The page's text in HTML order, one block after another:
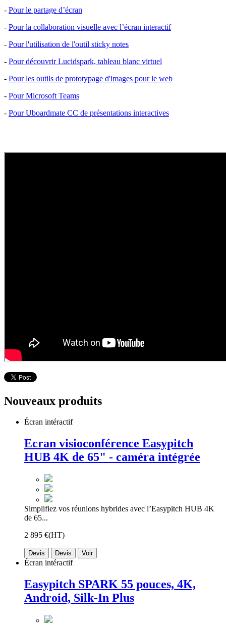
- Pour le partage d’écran
- Pour la collaboration visuelle avec l’écran interactif
- Pour l'utilisation de l'outil sticky notes
- Pour découvrir Lucidspark, tableau blanc virtuel
- Pour les outils de prototypage d'images pour le web
- Pour Microsoft Teams
- Pour Uboardmate CC de présentations interactives
Nouveaux produits
Écran intéractif
Ecran visioconférence Easypitch
HUB 4K de 65" - caméra intégrée
Simplifiez vos réunions hybrides avec l’Easypitch HUB 4K
de 65...
2 895 €(HT)
Devis Devis Voir
Écran intéractif
Easypitch SPARK 55 pouces, 4K,
Android, Silk-In Plus